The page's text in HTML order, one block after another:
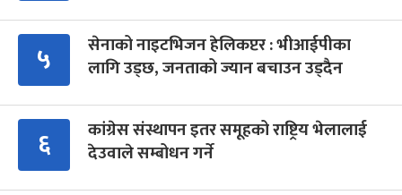
५
सेनाको नाइटभिजन हेलिकप्टर : भीआईपीका
लागि उड्छ, जनताको ज्यान बचाउन उड्दैन
६
कांग्रेस संस्थापन इतर समूहको राष्ट्रिय भेलालाई
देउवाले सम्बोधन गर्ने